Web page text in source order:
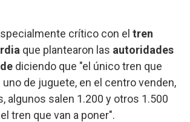
crítico con el tren
que plantearon las autoridades
diciendo que "el único tren que
uno de juguete, en el centro venden,
algunos salen 1.200 y otros 1.500
tren que van a poner".